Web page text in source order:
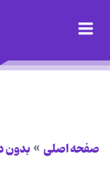
صفحه اصلی بدون